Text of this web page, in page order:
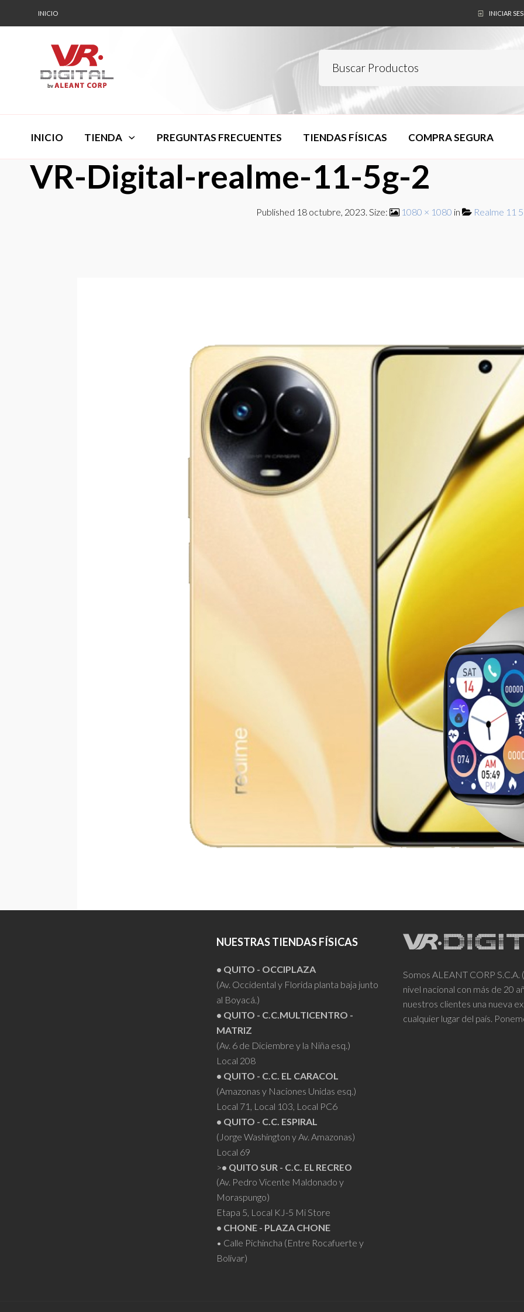
INICIO INICIAR
INICIO TIENDA PREGUNTAS FRECUENTES TIENDAS FÍSICAS COMPRA SEGURA
VR-Digital-realme-11-5g-2
Published 18 octubre, 2023. Size: 1080 × 1080 in Realme 11
NUESTRAS TIENDAS FÍSICAS
• QUITO - OCCIPLAZA
(Av. Occidental y Florida planta baja junto
al Boyacá.)
• QUITO - C.C.MULTICENTRO -
MATRIZ
(Av. 6 de Diciembre y la Niña esq.)
Local 208
• QUITO - C.C. EL CARACOL
(Amazonas y Naciones Unidas esq.)
Local 71, Local 103, Local PC6
• QUITO - C.C. ESPIRAL
(Jorge Washington y Av. Amazonas)
Local 69
>• QUITO SUR - C.C. EL RECREO
(Av. Pedro Vicente Maldonado y
Moraspungo)
Etapa 5, Local KJ-5 Mi Store
• CHONE - PLAZA CHONE
• Calle Pichincha (Entre Rocafuerte y
Bolívar)
Somos ALEANT CORP
nivel nacional con más de 20
nuestros clientes una nueva
cualquier lugar del país.